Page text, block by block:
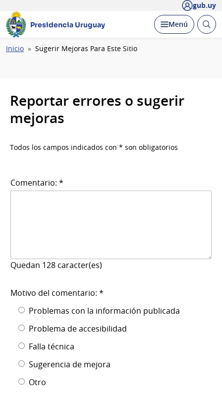
gub.uy
Presidencia Uruguay Desplegar
Menú Abrir
Ruta
Inicio Sugerir Mejoras Para Este Sitio
Reportar errores o sugerir
mejoras
Todos los campos indicados con * son obligatorios
Comentario: *
Quedan 128 caracter(es)
Motivo del comentario: *
Problemas con la información publicada
Problema de accesibilidad
Falla técnica
Sugerencia de mejora
Otro